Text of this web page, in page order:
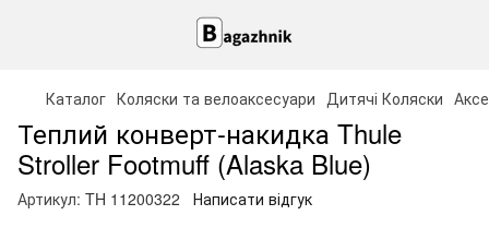
Каталог Коляски та велоаксесуари Дитячі Коляски
Теплий конверт-накидка Thule
Stroller Footmuff (Alaska Blue)
Артикул: TH 11200322 Написати відгук